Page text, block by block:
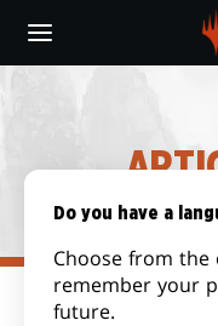
main
Do you have a
Choose from the
remember your
future.